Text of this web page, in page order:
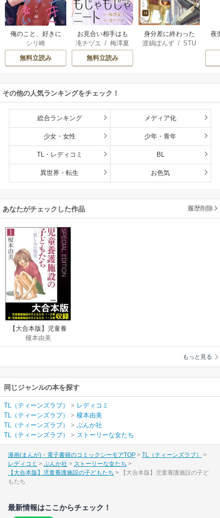
俺のこと、好きに
ならないでね。
シリ崎
無料立読み
お見合い相手はも
じゃもじゃニート
滝チヅエ /梅澤夏
子（エブリスタ）
無料立読み
身分差に終わった
恋を、今さらです
渡鍋ぽんず /STU
夜
その他の人気ランキングをチェック！
総合ランキング メディア化
少女・女性 少年・青年
TL・レディコミ BL
異世界・転生 お色気
あなたがチェックした作品 履歴削除
【大合本版】児童養
護施設の子どもたち
榎本由美
もっと見る
同じジャンルの本を探す
TL（ティーンズラブ） > レディコミ
TL（ティーンズラブ）
> 榎本由美
TL（ティーンズラブ）
> ぶんか社
TL（ティーンズラブ）
> ストーリーな女たち
漫画(まんが)・電子書籍のコミックシーモアTOP
TL（ティーンズラブ）
レディコミ
ぶんか社
ストーリーな女たち
【大合本版】児童養護施設の子どもたち
【大合本版】児童養護施設の子ど
もたち
最新情報はここからチェック！